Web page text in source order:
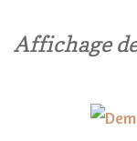
Affichage